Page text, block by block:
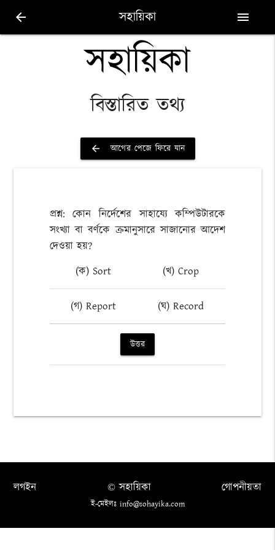
arrow_back সহায়িকা menu
সহায়িকা
বিস্তারিত তথ্য
arrow_back আগের পেজে ফিরে যান
প্রশ্ন: কোন নির্দেশের সাহায্যে কম্পিউটারকে
সংখ্যা বা বর্ণকে ক্রমানুসারে সাজানোর আদেশ
দেওয়া হয়?
(ক) Sort
(খ) Crop
(গ) Report (ঘ) Record
উত্তর
লগইন গোপনীয়তা
© সহায়িকা
ই-মেইলঃ info@sohayika.com